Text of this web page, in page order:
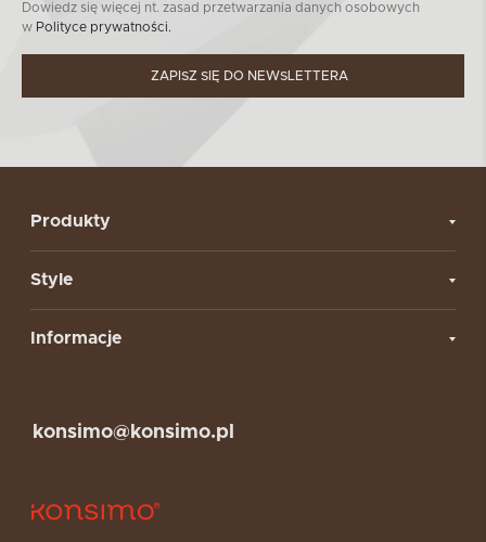
Dowiedz się więcej nt. zasad przetwarzania danych osobowych
w Polityce prywatności.
ZAPISZ SIĘ DO NEWSLETTERA
Produkty
Style
Informacje
konsimo@konsimo.pl